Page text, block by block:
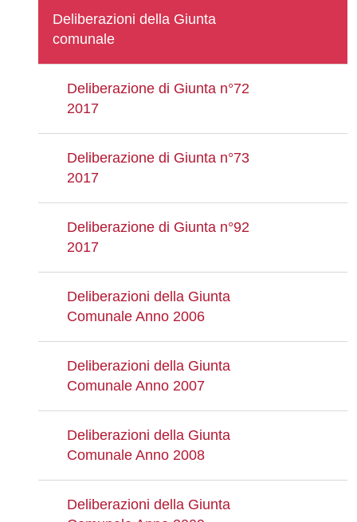
Deliberazioni della Giunta
comunale
Deliberazione di Giunta n°72
2017
Deliberazione di Giunta n°73
2017
Deliberazione di Giunta n°92
2017
Deliberazioni della Giunta
Comunale Anno 2006
Deliberazioni della Giunta
Comunale Anno 2007
Deliberazioni della Giunta
Comunale Anno 2008
Deliberazioni della Giunta